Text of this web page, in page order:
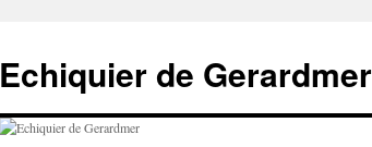
contenu
Echiquier de Gerardmer